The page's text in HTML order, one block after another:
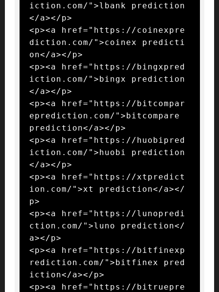
iction.com/">lbank prediction
</a></p>
<p><a href="https://coinexpre
diction.com/">coinex predicti
on</a></p>
<p><a href="https://bingxpred
iction.com/">bingx prediction
</a></p>
<p><a href="https://bitcompar
eprediction.com/">bitcompare
prediction</a></p>
<p><a href="https://huobipred
iction.com/">huobi prediction
</a></p>
<p><a href="https://xtpredict
ion.com/">xt prediction</a></
p>
<p><a href="https://lunopredi
ction.com/">luno prediction</
a></p>
<p><a href="https://bitfinexp
rediction.com/">bitfinex pred
iction</a></p>
<p><a href="https://bitruepre